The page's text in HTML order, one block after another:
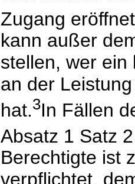
Zugang
kann außer
stellen, wer ein
an der
hat.3In Fällen
Absatz 1 Satz
Berechtigte ist
verpflichtet,